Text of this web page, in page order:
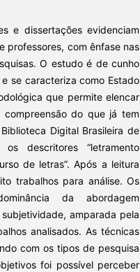
e dissertações evidenciam
professores, com ênfase nas
O estudo é de cunho
se caracteriza como Estado
que permite elencar
do que já tem
Digital Brasileira de
descritores “letramento
de letras”. Após a leitura
trabalhos para análise. Os
da abordagem
amparada pela
analisados. As técnicas
com os tipos de pesquisa
foi possível perceber